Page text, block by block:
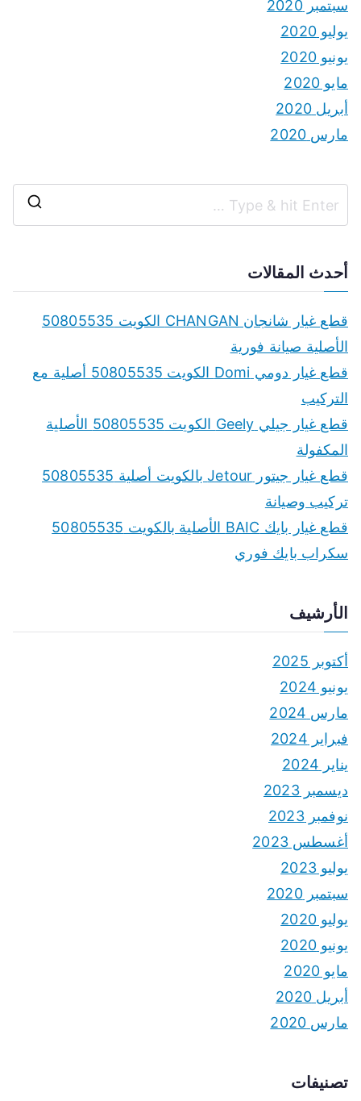
سبتمبر 2020
يوليو 2020
يونيو 2020
مايو 2020
أبريل 2020
مارس 2020
r
أحدث المقالات
قطع غيار شانجان CHANGAN الكويت 50805535
الأصلية صيانة فورية
قطع غيار دومي Domi الكويت 50805535 أصلية مع
التركيب
قطع غيار جيلي Geely الكويت 50805535 الأصلية
المكفولة
قطع غيار جيتور Jetour بالكويت أصلية 50805535
تركيب وصيانة
قطع غيار بايك BAIC الأصلية بالكويت 50805535
سكراب بايك فوري
الأرشيف
أكتوبر 2025
يونيو 2024
مارس 2024
فبراير 2024
يناير 2024
ديسمبر 2023
نوفمبر 2023
أغسطس 2023
يوليو 2023
سبتمبر 2020
يوليو 2020
يونيو 2020
مايو 2020
أبريل 2020
مارس 2020
تصنيفات